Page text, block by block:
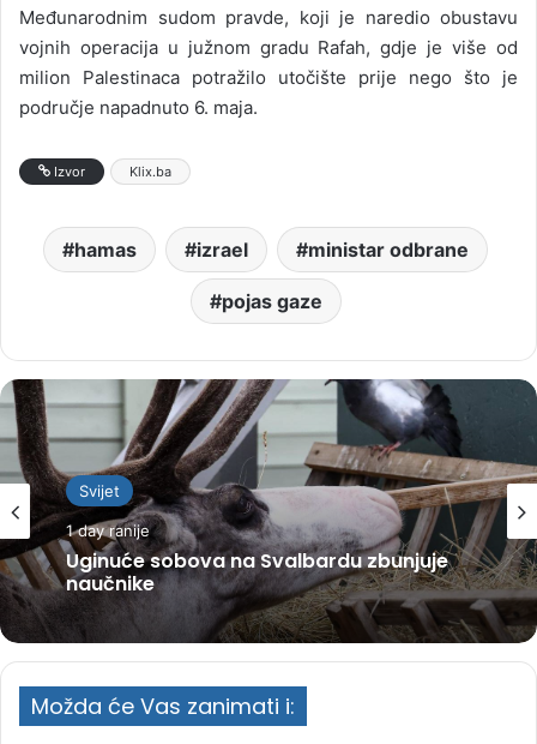
Međunarodnim sudom pravde, koji je naredio obustavu
vojnih operacija u južnom gradu Rafah, gdje je više od
milion Palestinaca potražilo utočište prije nego što je
područje napadnuto 6. maja.
Izvor Klix.ba
hamas izrael ministar odbrane
pojas gaze
Svijet
1 day ranije
Uginuće sobova na Svalbardu zbunjuje
naučnike
Možda će Vas zanimati i: